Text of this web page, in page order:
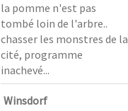
la pomme n'est pas
tombé loin de l'arbre..
chasser les monstres de la
cité, programme
inachevé...
Winsdorf